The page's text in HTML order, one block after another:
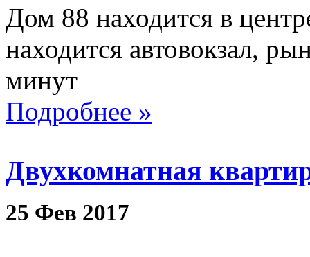
Дом 88 находится в
находится автовокзал,
минут
Подробнее »
Двухкомнатная
25 Фев 2017